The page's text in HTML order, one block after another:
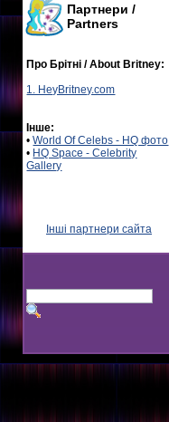
Партнери /
Partners
Про Брітні / About Britney:
1. HeyBritney.com
Інше:
•World Of Celebs - HQ фото
• HQ Space - Celebrity
Gallery
Інші партнери сайта